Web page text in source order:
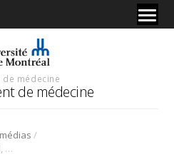
de médecine
de médecine
/
Bouger après 60 ans, d’accord, mais comment ?